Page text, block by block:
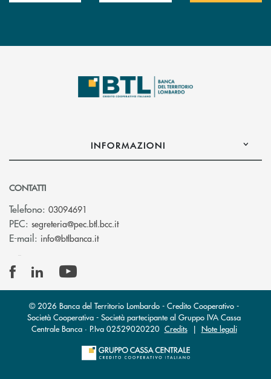
INFORMAZIONI
CONTATTI
Telefono: 03094691
PEC: segreteria@pec.btl.bcc.it(si apre l’app di posta elettronica)
E-mail: info@btlbanca.it(si apre l’app di posta elettronica)
© 2026 Banca del Territorio Lombardo - Credito Cooperativo -
Società Cooperativa - Società partecipante al Gruppo IVA Cassa
Centrale Banca · P.Iva 02529020220 Credits| Note legali